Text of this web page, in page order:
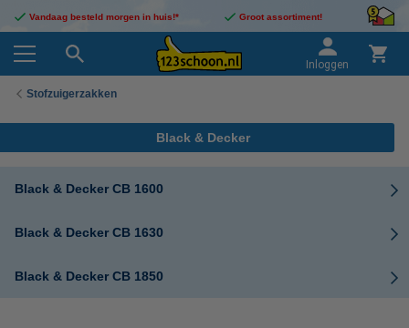
Vandaag besteld morgen in huis!* Groot assortiment!
Inloggen
Stofzuigerzakken
Black & Decker
Black & Decker CB 1600
Black & Decker CB 1630
Black & Decker CB 1850